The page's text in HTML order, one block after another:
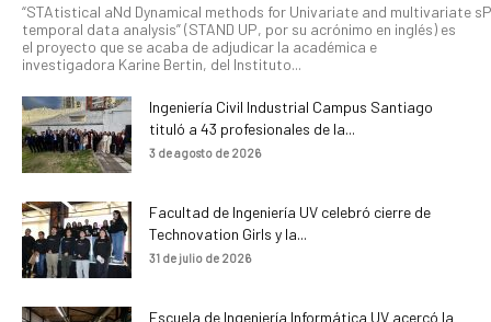
“STAtistical aNd Dynamical methods for Univariate and multivariate
temporal data analysis” (STAND UP, por su acrónimo en inglés) es
el proyecto que se acaba de adjudicar la académica e
investigadora Karine Bertin, del Instituto...
Ingeniería Civil Industrial Campus Santiago
tituló a 43 profesionales de la...
3 de agosto de 2026
Facultad de Ingeniería UV celebró cierre de
Technovation Girls y la...
31 de julio de 2026
Escuela de Ingeniería Informática UV acercó la